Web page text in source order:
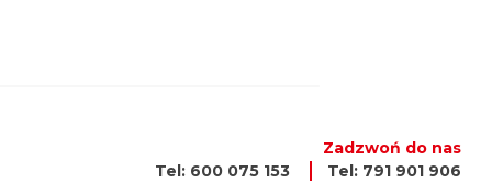
Zadzwoń do nas
Tel: 600 075 153
Tel: 791 901 906